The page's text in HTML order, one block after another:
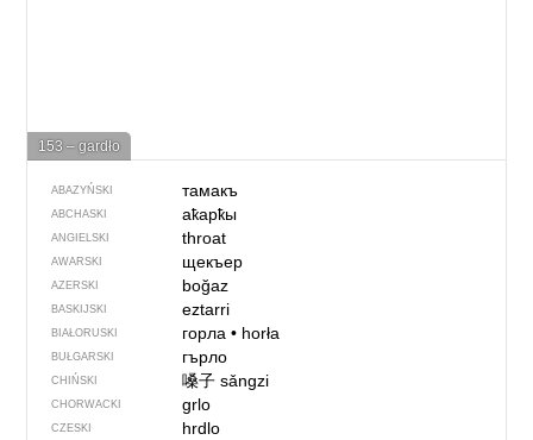
153 – gardło
ABAZYŃSKI тамакъ
ABCHASKI аҟарҟы
ANGIELSKI throat
AWARSKI щекъер
AZERSKI boğaz
BASKIJSKI eztarri
BIAŁORUSKI горла• horła
BUŁGARSKI гърло
CHIŃSKI 嗓子sǎngzi
CHORWACKI grlo
CZESKI hrdlo